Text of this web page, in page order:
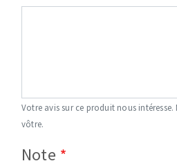
Votre avis sur ce produit nous intéresse.
vôtre.
Note